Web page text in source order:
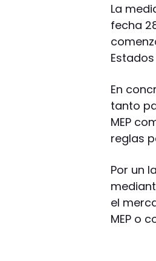
La
fecha
En
tanto
MEP
reglas
Por un
el
MEP o